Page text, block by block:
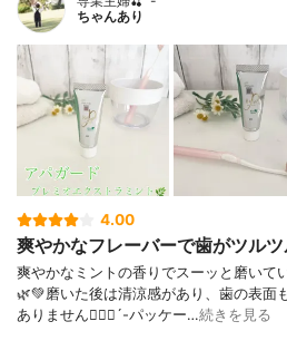
ちゃんあり
4.00
爽やかなフレーバーで歯がツル
爽やかなミントの香りでスーッと磨いて
🌿💚磨いた後は清涼感があり、歯の表面
ありません🙋🏻‍♀️´-パッケー…続きを見る